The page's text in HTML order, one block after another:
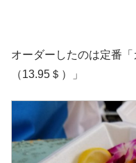
オーダーしたのは定番
（13.95＄）」